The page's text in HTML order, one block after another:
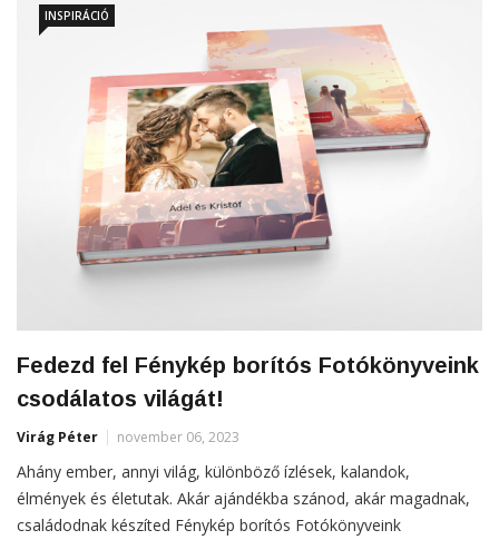
INSPIRÁCIÓ
Fedezd fel Fénykép borítós Fotókönyveink
csodálatos világát!
Virág Péter november 06, 2023
Ahány ember, annyi világ, különböző ízlések, kalandok,
élmények és életutak. Akár ajándékba szánod, akár magadnak,
családodnak készíted Fénykép borítós Fotókönyveink